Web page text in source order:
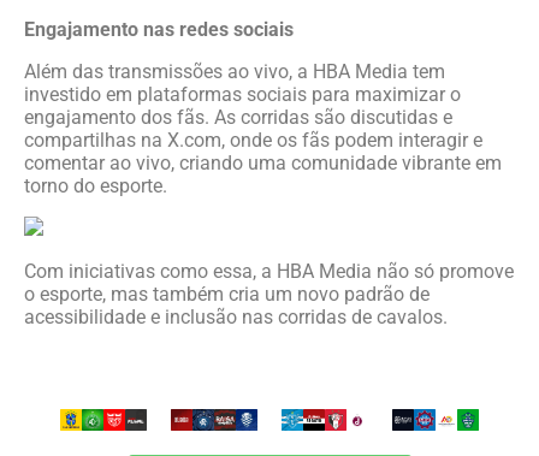
Engajamento nas redes sociais
Além das transmissões ao vivo, a HBA Media tem
investido em plataformas sociais para maximizar o
engajamento dos fãs. As corridas são discutidas e
compartilhas na X.com, onde os fãs podem interagir e
comentar ao vivo, criando uma comunidade vibrante em
torno do esporte.
Com iniciativas como essa, a HBA Media não só promove
o esporte, mas também cria um novo padrão de
acessibilidade e inclusão nas corridas de cavalos.